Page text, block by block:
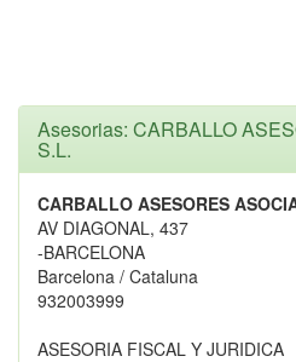
Asesorias: CARBALLO
S.L.
CARBALLO ASESORES
AV DIAGONAL, 437
-BARCELONA
Barcelona / Cataluna
932003999
ASESORIA FISCAL Y JURIDICA